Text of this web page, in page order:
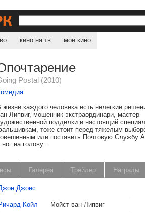
кино на тв мое кино
Postal (2010)
жизни каждого человека есть нелегкие
Липвиг, мошенник экстраординари, мастер
подделки и настоящий
тоже стоит перед тяжелым
или поставить Почтовую Службу
ног на голову...
Галерея Трейлер Награды
Джонс
Ричард Койл
Мойст ван Липвиг